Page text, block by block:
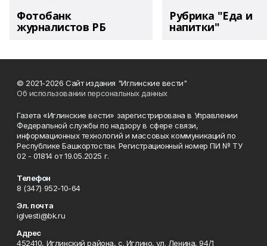
Фотобанк
журналистов РБ
Рубрика "Еда и
напитки"
© 2021-2026 Сайт издания "Иглинские вести"
Об использовании персональных данных
Газета «Иглинские вести» зарегистрирована в Управлении
Федеральной службы по надзору в сфере связи,
информационных технологий и массовых коммуникаций по
Республике Башкортостан. Регистрационный номер ПИ № ТУ
02 - 01814 от 19.05.2025 г.
Телефон
8 (347) 952-10-64
Эл. почта
iglvesti@bk.ru
Адрес
452410, Иглинский района, с. Иглино, ул. Ленина, 94/1